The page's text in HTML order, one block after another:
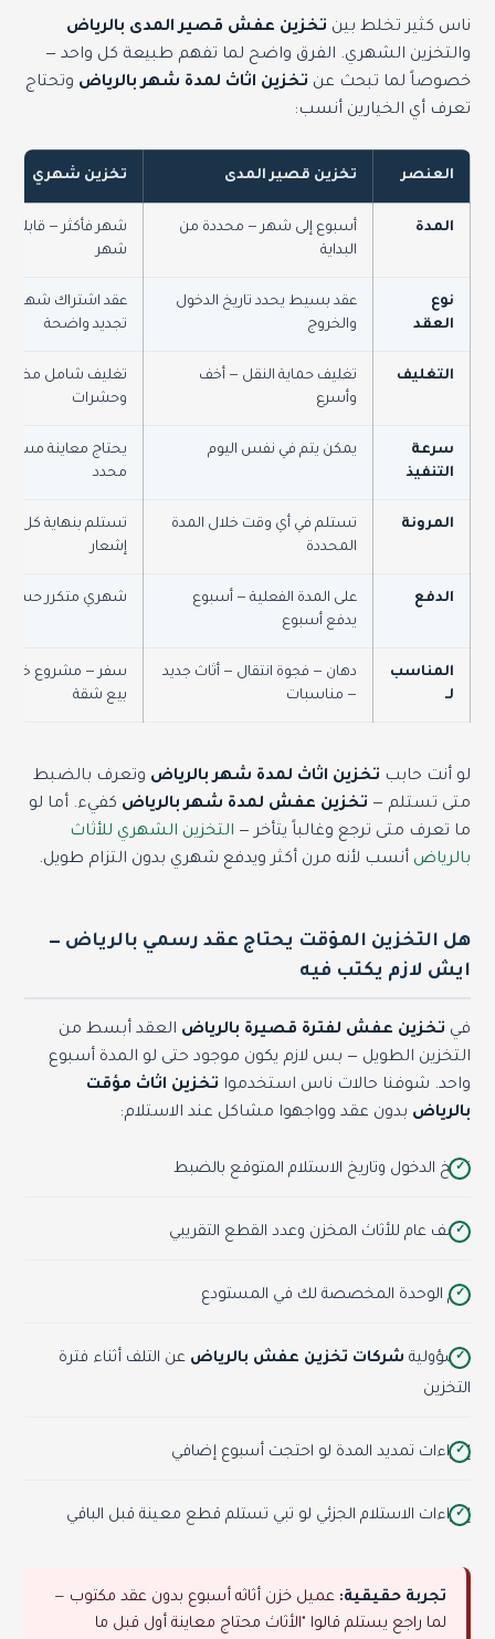
ناس كثير تخلط بين تخزين عفش قصير المدى بالرياض
والتخزين الشهري. الفرق واضح لما تفهم طبيعة كل واحد —
خصوصاً لما تبحث عن تخزين اثاث لمدة شهر بالرياض وتحتاج
تعرف أي الخيارين أنسب:
العنصر تخزين قصير المدى تخزين شهري
المدة
أسبوع إلى شهر — محددة من
البداية
شهر فأكثر — قابلة
شهر
نوع
العقد
عقد بسيط يحدد تاريخ الدخول
والخروج
عقد اشتراك شهري
تجديد واضحة
التغليف
تغليف حماية النقل — أخف
وأسرع
تغليف شامل مضاد
وحشرات
سرعة
التنفيذ
يمكن يتم في نفس اليوم
يحتاج معاينة
محدد
المرونة
تستلم في أي وقت خلال المدة
المحددة
تستلم بنهاية كل
إشعار
الدفع
على المدة الفعلية — أسبوع
يدفع أسبوع
شهري متكرر حسب
المناسب
لـ
دهان — فجوة انتقال — أثاث جديد
— مناسبات
سفر — مشروع خارج
بيع شقة
لو أنت حابب تخزين اثاث لمدة شهر بالرياض وتعرف بالضبط
متى تستلم — تخزين عفش لمدة شهر بالرياض كفيء. أما لو
ما تعرف متى ترجع وغالباً يتأخر — التخزين الشهري للأثاث
بالرياض أنسب لأنه مرن أكثر ويدفع شهري بدون التزام طويل.
هل التخزين المؤقت يحتاج عقد رسمي بالرياض —
ايش لازم يكتب فيه
في تخزين عفش لفترة قصيرة بالرياض العقد أبسط من
التخزين الطويل — بس لازم يكون موجود حتى لو المدة أسبوع
واحد. شوفنا حالات ناس استخدموا تخزين اثاث مؤقت
بالرياض بدون عقد وواجهوا مشاكل عند الاستلام:
تاريخ الدخول وتاريخ الاستلام المتوقع بالضبط
وصف عام للأثاث المخزن وعدد القطع التقريبي
رقم الوحدة المخصصة لك في المستودع
مسؤولية شركات تخزين عفش بالرياض عن التلف أثناء فترة
التخزين
إجراءات تمديد المدة لو احتجت أسبوع إضافي
إجراءات الاستلام الجزئي لو تبي تستلم قطع معينة قبل الباقي
تجربة حقيقية: عميل خزن أثاثه أسبوع بدون عقد مكتوب —
لما راجع يستلم قالوا "الأثاث محتاج معاينة أول قبل ما